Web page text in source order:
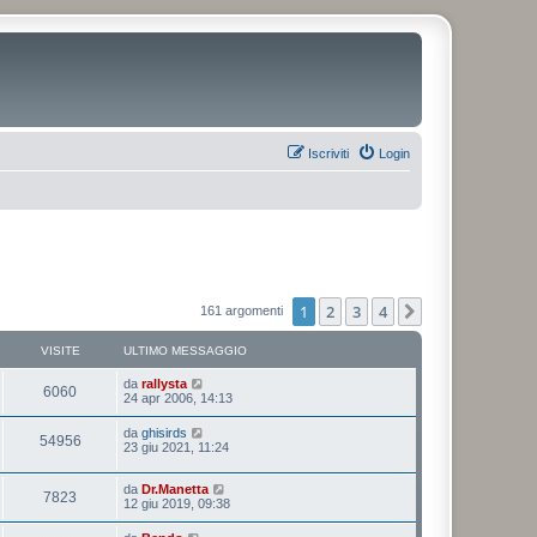
Login
Iscriviti
161 argomenti 1 2 3 4
VISITE ULTIMO MESSAGGIO
6060 da rallysta
24 apr 2006, 14:13
54956 da ghisirds
23 giu 2021, 11:24
7823 da Dr.Manetta
12 giu 2019, 09:38